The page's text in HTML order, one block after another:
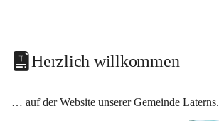
Herzlich willkommen
… auf der Website unserer Gemeinde Laterns.